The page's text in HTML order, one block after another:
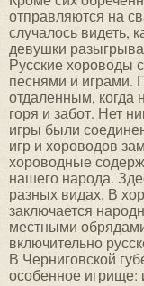
отправляются на
случалось видеть,
девушки
Русские хороводы
песнями и играми.
отдаленным,
горя и забот. Нет
игры были
игр и хороводов
хороводные
нашего народа.
разных видах. В
заключается
местными
включительно
В Черниговской
особенное игрище: